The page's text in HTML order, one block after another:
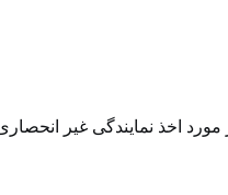
اخذ نمایندگی غیر